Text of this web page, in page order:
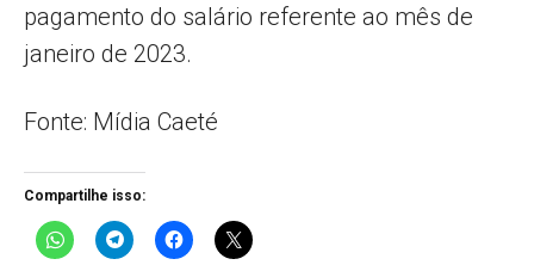
pagamento do salário referente ao mês de
janeiro de 2023.
Fonte: Mídia Caeté
Compartilhe isso: